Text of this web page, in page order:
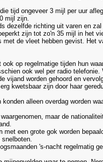
tijd ongeveer 3 mijl per uur
mijl zijn.
dezelfde richting uit varen en
zijn tot zo'n 35 mijl in het
met de vleet hebben gevist.
op regelmatige tijden hun
ook wel per radio
vijand worden gehoord en
kwetsbaar zijn door haar
alleen overdag worden
maar de
met een grote gok worden
's-nacht regelmatig